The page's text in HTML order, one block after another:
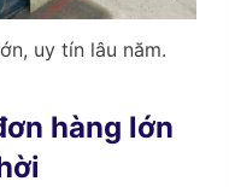
uy tín lâu năm.
hàng lớn